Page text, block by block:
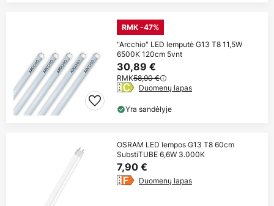
RMK -47%
"Arcchio" LED lemputė G13 T8 11,5W
6500K 120cm 5vnt
30,89 €
RMK58,90 €
Duomenų lapas
Yra sandėlyje
OSRAM LED lempos G13 T8 60cm
SubstiTUBE 6,6W 3.000K
7,90 €
Duomenų lapas